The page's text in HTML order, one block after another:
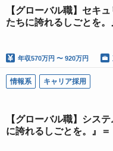
【グローバル職】セキ
たちに誇れるしごとを。
年収570万円 〜 920万円
情報系 キャリア採用
【グローバル職】シス
に誇れるしごとを。』＝